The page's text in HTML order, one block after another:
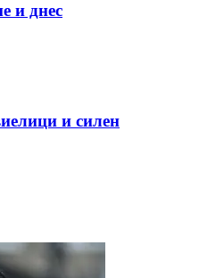
и днес
и силен